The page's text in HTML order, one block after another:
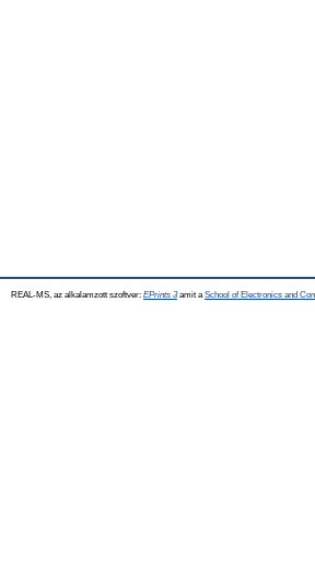
REAL-MS, az alkalamzott szoftver: EPrints 3amit a School of Electronics and